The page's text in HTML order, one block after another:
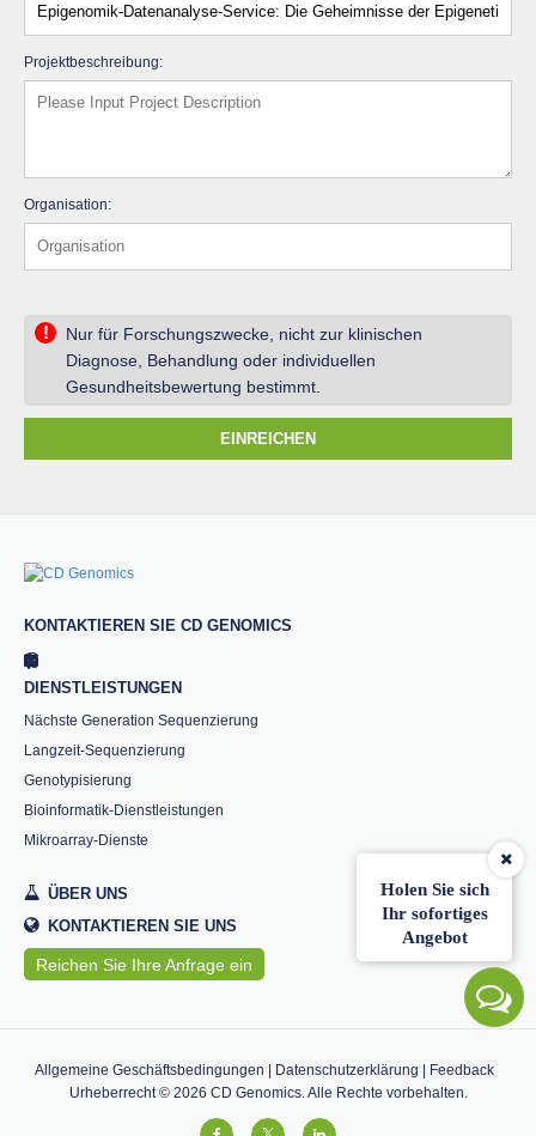
Holen Sie sich
Ihr sofortiges
Angebot
Projektbeschreibung:
Organisation:
!
Nur für Forschungszwecke, nicht zur klinischen
Diagnose, Behandlung oder individuellen
Gesundheitsbewertung bestimmt.
EINREICHEN
KONTAKTIEREN SIE CD GENOMICS
DIENSTLEISTUNGEN
Nächste Generation Sequenzierung
Langzeit-Sequenzierung
Genotypisierung
Bioinformatik-Dienstleistungen
Mikroarray-Dienste
ÜBER UNS
KONTAKTIEREN SIE UNS
Reichen Sie Ihre Anfrage ein
Allgemeine Geschäftsbedingungen Datenschutzerklärung
Feedback
Urheberrecht © 2026 CD Genomics. Alle Rechte vorbehalten.